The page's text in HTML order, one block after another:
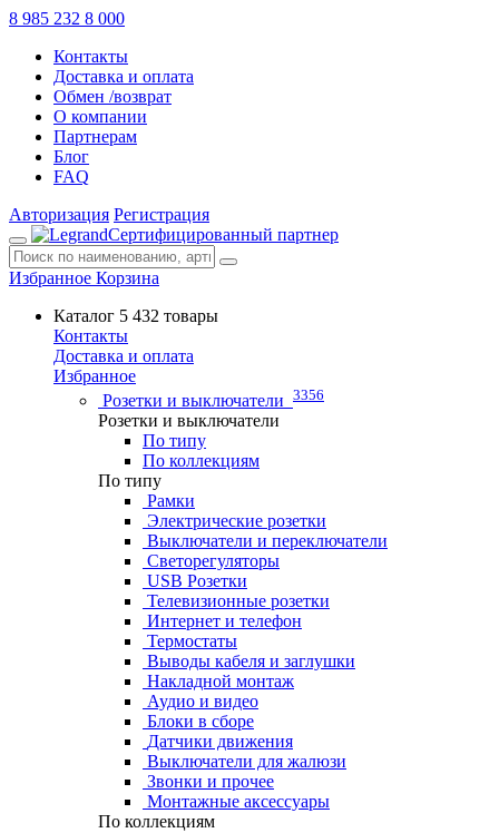
8 985 232 8 000
Контакты
Доставка и оплата
Обмен /возврат
О компании
Партнерам
Блог
FAQ
Авторизация Регистрация
Сертифицированный партнер
Избранное Корзина
Каталог 5 432 товары
Контакты
Доставка и оплата
Избранное
Розетки и выключатели 3356
Розетки и выключатели
По типу
По коллекциям
По типу
Рамки
Электрические розетки
Выключатели и переключатели
Светорегуляторы
USB Розетки
Телевизионные розетки
Интернет и телефон
Термостаты
Выводы кабеля и заглушки
Накладной монтаж
Аудио и видео
Блоки в сборе
Датчики движения
Выключатели для жалюзи
Звонки и прочее
Монтажные аксессуары
По коллекциям